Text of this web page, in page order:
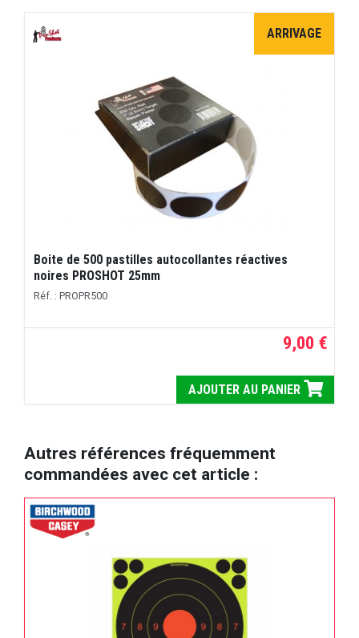
ARRIVAGE
Boite de 500 pastilles autocollantes réactives
noires PROSHOT 25mm
Réf. : PROPR500
9,00 €
AJOUTER AU PANIER
Autres références fréquemment
commandées avec cet article :